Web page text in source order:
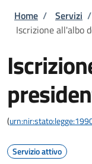
Briciole
Home / Servizi /
Iscrizione all'albo
(
Servizio attivo